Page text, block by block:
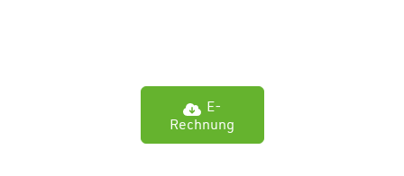
E-
Rechnung